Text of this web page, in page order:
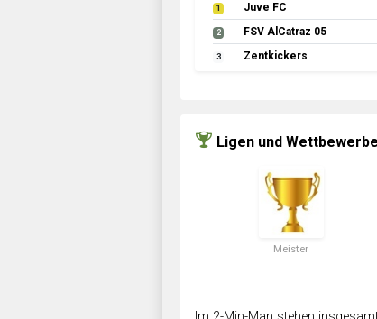
1 Juve FC
2 FSV AlCatraz 05
3 Zentkickers
Ligen und
Meister